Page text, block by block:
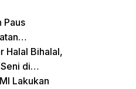
Paus
Forum
Apel
Halal Bihalal,
di
Lakukan